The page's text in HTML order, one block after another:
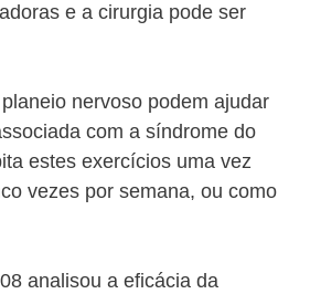
e a cirurgia pode ser
nervoso podem ajudar
com a síndrome do
estes exercícios uma vez
vezes por semana, ou como
analisou a eficácia da